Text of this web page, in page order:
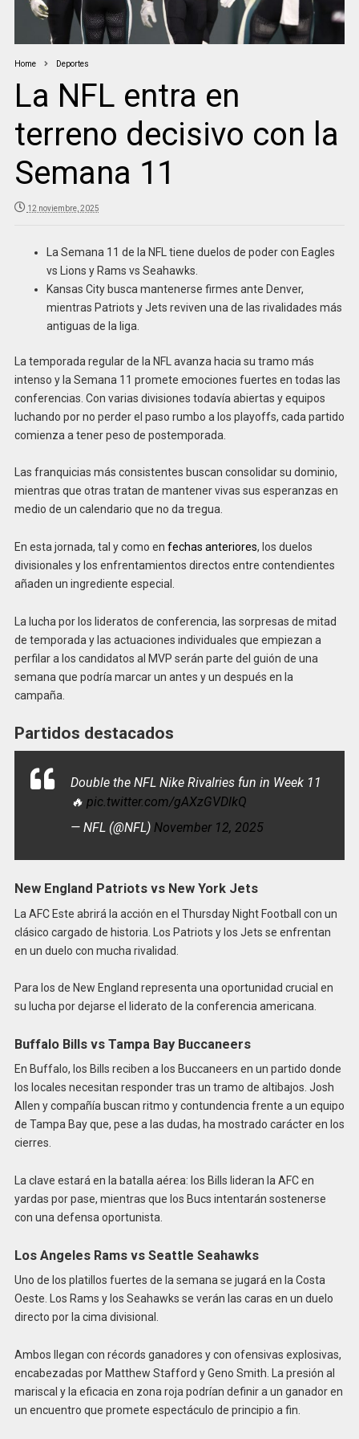
Home Deportes
La NFL entra en
terreno decisivo con la
Semana 11
12 noviembre, 2025
La Semana 11 de la NFL tiene duelos de poder con Eagles
vs Lions y Rams vs Seahawks.
Kansas City busca mantenerse firmes ante Denver,
mientras Patriots y Jets reviven una de las rivalidades más
antiguas de la liga.
La temporada regular de la NFL avanza hacia su tramo más
intenso y la Semana 11 promete emociones fuertes en todas las
conferencias. Con varias divisiones todavía abiertas y equipos
luchando por no perder el paso rumbo a los playoffs, cada partido
comienza a tener peso de postemporada.
Las franquicias más consistentes buscan consolidar su dominio,
mientras que otras tratan de mantener vivas sus esperanzas en
medio de un calendario que no da tregua.
En esta jornada, tal y como en fechas anteriores, los duelos
divisionales y los enfrentamientos directos entre contendientes
añaden un ingrediente especial.
La lucha por los lideratos de conferencia, las sorpresas de mitad
de temporada y las actuaciones individuales que empiezan a
perfilar a los candidatos al MVP serán parte del guión de una
semana que podría marcar un antes y un después en la
campaña.
Partidos destacados
Double the NFL Nike Rivalries fun in Week 11
🔥 pic.twitter.com/gAXzGVDlkQ
— NFL (@NFL) November 12, 2025
New England Patriots vs New York Jets
La AFC Este abrirá la acción en el Thursday Night Football con un
clásico cargado de historia. Los Patriots y los Jets se enfrentan
en un duelo con mucha rivalidad.
Para los de New England representa una oportunidad crucial en
su lucha por dejarse el liderato de la conferencia americana.
Buffalo Bills vs Tampa Bay Buccaneers
En Buffalo, los Bills reciben a los Buccaneers en un partido donde
los locales necesitan responder tras un tramo de altibajos. Josh
Allen y compañía buscan ritmo y contundencia frente a un equipo
de Tampa Bay que, pese a las dudas, ha mostrado carácter en los
cierres.
La clave estará en la batalla aérea: los Bills lideran la AFC en
yardas por pase, mientras que los Bucs intentarán sostenerse
con una defensa oportunista.
Los Angeles Rams vs Seattle Seahawks
Uno de los platillos fuertes de la semana se jugará en la Costa
Oeste. Los Rams y los Seahawks se verán las caras en un duelo
directo por la cima divisional.
Ambos llegan con récords ganadores y con ofensivas explosivas,
encabezadas por Matthew Stafford y Geno Smith. La presión al
mariscal y la eficacia en zona roja podrían definir a un ganador en
un encuentro que promete espectáculo de principio a fin.